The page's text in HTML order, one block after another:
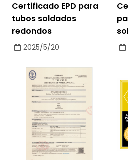
Certificado EPD para
tubos soldados
redondos
2025/5/20